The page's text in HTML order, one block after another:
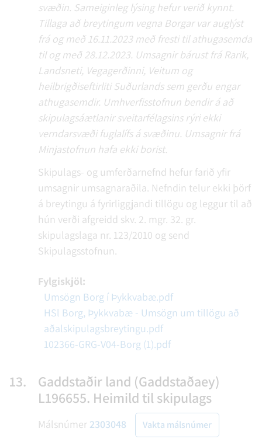
svæðin. Sameiginleg lýsing hefur verið kynnt.
Tillaga að breytingum vegna Borgar var auglýst
frá og með 16.11.2023 með fresti til athugasemda
til og með 28.12.2023. Umsagnir bárust frá Rarik,
Landsneti, Vegagerðinni, Veitum og
heilbrigðiseftirliti Suðurlands sem gerðu engar
athugasemdir. Umhverfisstofnun bendir á að
skipulagsáætlanir sveitarfélagsins rýri ekki
verndarsvæði fuglalífs á svæðinu. Umsagnir frá
Minjastofnun hafa ekki borist.
Skipulags- og umferðarnefnd hefur farið yfir
umsagnir umsagnaraðila. Nefndin telur ekki þörf
á breytingu á fyrirliggjandi tillögu og leggur til að
hún verði afgreidd skv. 2. mgr. 32. gr.
skipulagslaga nr. 123/2010 og send
Skipulagsstofnun.
Fylgiskjöl:
Umsögn Borg í Þykkvabæ.pdf
HSl Borg, Þykkvabæ - Umsögn um tillögu að
aðalskipulagsbreytingu.pdf
102366-GRG-V04-Borg (1).pdf
13.
Gaddstaðir land (Gaddstaðaey)
L196655. Heimild til skipulags
Málsnúmer 2303048 Vakta málsnúmer